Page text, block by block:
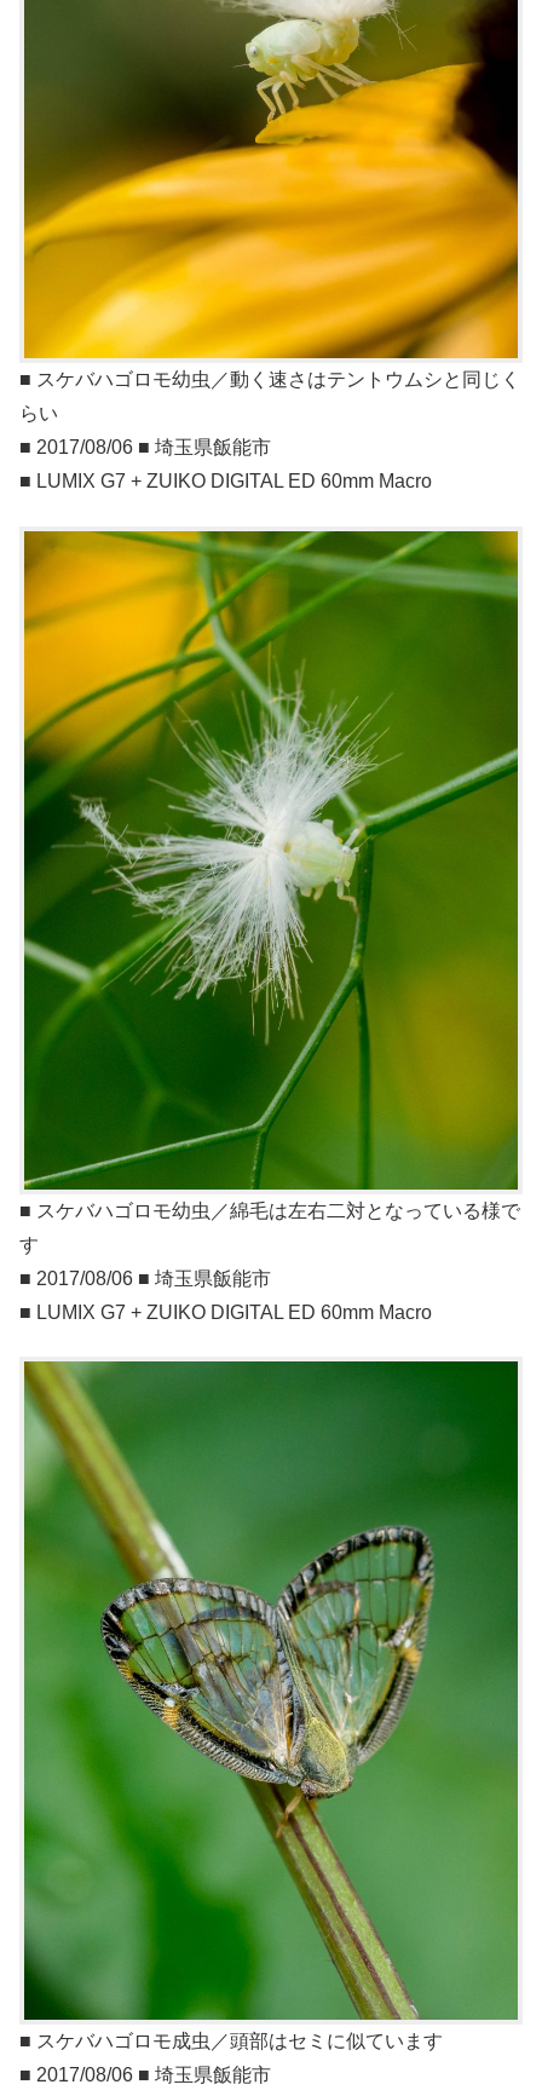
■ スケバハゴロモ幼虫／動く速さはテントウムシと同じく
らい
■ 2017/08/06 ■ 埼玉県飯能市
■ LUMIX G7 + ZUIKO DIGITAL ED 60mm Macro
■ スケバハゴロモ幼虫／綿毛は左右二対となっている様で
す
■ 2017/08/06 ■ 埼玉県飯能市
■ LUMIX G7 + ZUIKO DIGITAL ED 60mm Macro
■ スケバハゴロモ成虫／頭部はセミに似ています
■ 2017/08/06 ■ 埼玉県飯能市